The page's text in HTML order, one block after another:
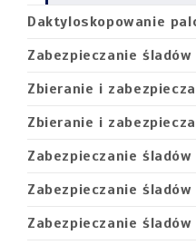
Daktyloskopowanie
Zabezpieczanie
Zbieranie i
Zbieranie i
Zabezpieczanie
Zabezpieczanie
Zabezpieczanie